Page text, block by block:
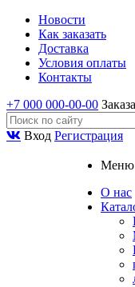
Новости
Как заказать
Доставка
Условия оплаты
Контакты
+7 000 000-00-00
Вход Регистрация
Меню
О нас